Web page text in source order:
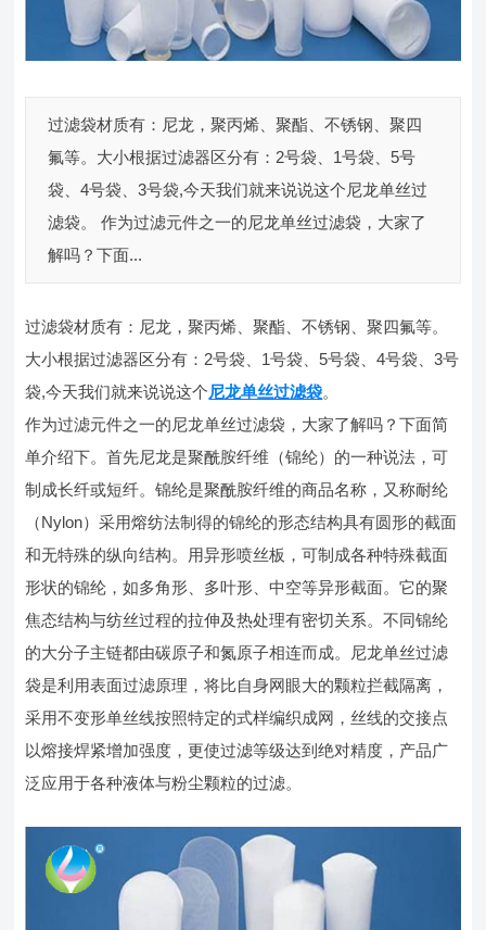
过滤袋材质有：尼龙，聚丙烯、聚酯、不锈钢、聚四
氟等。大小根据过滤器区分有：2号袋、1号袋、5号
袋、4号袋、3号袋,今天我们就来说说这个尼龙单丝过
滤袋。 作为过滤元件之一的尼龙单丝过滤袋，大家了
解吗？下面...
过滤袋材质有：尼龙，聚丙烯、聚酯、不锈钢、聚四氟等。
大小根据过滤器区分有：2号袋、1号袋、5号袋、4号袋、3号
袋,今天我们就来说说这个尼龙单丝过滤袋。
作为过滤元件之一的尼龙单丝过滤袋，大家了解吗？下面简
单介绍下。首先尼龙是聚酰胺纤维（锦纶）的一种说法，可
制成长纤或短纤。锦纶是聚酰胺纤维的商品名称，又称耐纶
（Nylon）采用熔纺法制得的锦纶的形态结构具有圆形的截面
和无特殊的纵向结构。用异形喷丝板，可制成各种特殊截面
形状的锦纶，如多角形、多叶形、中空等异形截面。它的聚
焦态结构与纺丝过程的拉伸及热处理有密切关系。不同锦纶
的大分子主链都由碳原子和氮原子相连而成。尼龙单丝过滤
袋是利用表面过滤原理，将比自身网眼大的颗粒拦截隔离，
采用不变形单丝线按照特定的式样编织成网，丝线的交接点
以熔接焊紧增加强度，更使过滤等级达到绝对精度，产品广
泛应用于各种液体与粉尘颗粒的过滤。